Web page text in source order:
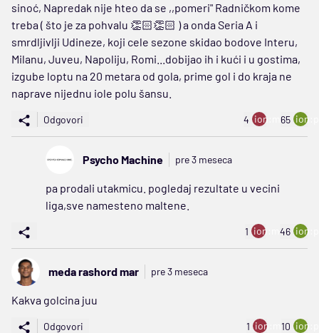
sinoć, Napredak nije hteo da se ,,pomeri" Radničkom kome
treba ( što je za pohvalu 👏🏻👏🏻 ) a onda Seria A i
smrdljivlji Udineze, koji cele sezone skidao bodove Interu,
Milanu, Juveu, Napoliju, Romi...dobijao ih i kući i u gostima,
izgube loptu na 20 metara od gola, prime gol i do kraja ne
naprave nijednu iole polu šansu.
Odgovori 4 ion:minus
65
Psycho Machine pre 3 meseca
pa prodali utakmicu. pogledaj rezultate u vecini
liga,sve namesteno maltene.
1 ion:minus
46
meda rashord mar pre 3 meseca
Kakva golcina juu
Odgovori 1 ion:minus
10